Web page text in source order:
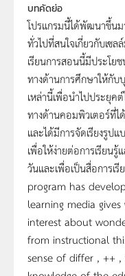
บทคัดย่อ
โปรแกรมนี้ได้พัฒนาขึ้นม
ทั่วไปที่สนใจเกี่ยวกับเซ
เรียนการสอนนี้มีประโย
ทางด้านการศึกษาให้กับ
เหล่านี้เพื่อนำไปประยุค
ทางด้านคอมพิวเตอร์ที่ไ
และได้มีการจัดเรียงรูป
เพื่อให้ง่ายต่อการเรียน
วันและเพื่อเป็นสื่อการเ
program has
learning media
interest about
from instructional
sense of differ , ++